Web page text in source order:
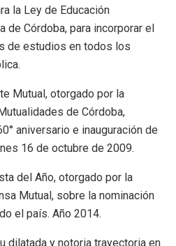
la Ley de Educación
de Córdoba, para incorporar el
de estudios en todos los
Mutual, otorgado por la
de Córdoba,
aniversario e inauguración de
16 de octubre de 2009.
del Año, otorgado por la
Mutual, sobre la nominación
el país. Año 2014.
dilatada y notoria trayectoria en